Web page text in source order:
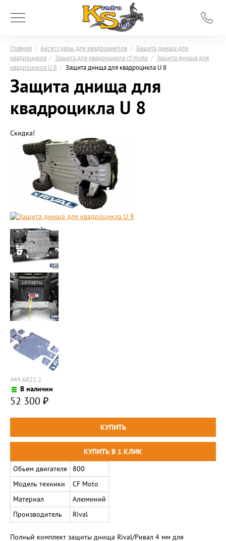
Главная / Аксессуары для квадроциклов / Защита днища для
квадроцикла / Защита для квадроцикла cf moto / Защита днища для
квадроцикла U 8 / Защита днища для квадроцикла U 8
Защита днища для
квадроцикла U 8
Скидка!
444.6821.2
В наличии
52 300 ₽
Обьем двигателя
800
Модель техники
CF Moto
Материал
Алюминий
Производитель
Rival
Полный комплект защиты днища Rival/Ривал 4 мм для